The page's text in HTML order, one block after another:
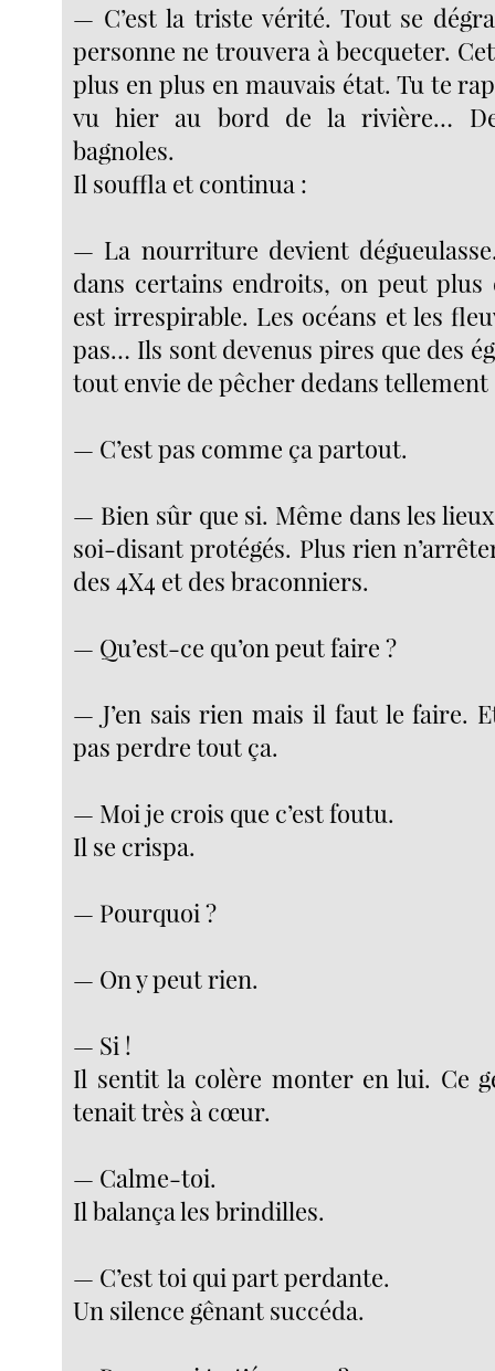
— C’est la triste vérité. Tout se
personne ne trouvera à becqueter.
plus en plus en mauvais état. Tu te
vu hier au bord de la rivière…
bagnoles.
Il souffla et continua :
— La nourriture devient
dans certains endroits, on peut
est irrespirable. Les océans et les
pas… Ils sont devenus pires que des
tout envie de pêcher dedans tellement
— C’est pas comme ça partout.
— Bien sûr que si. Même dans les
soi-disant protégés. Plus rien
des 4X4 et des braconniers.
— Qu’est-ce qu’on peut faire ?
— J’en sais rien mais il faut le faire.
pas perdre tout ça.
— Moi je crois que c’est foutu.
Il se crispa.
— Pourquoi ?
— On y peut rien.
— Si !
Il sentit la colère monter en lui. Ce
tenait très à cœur.
— Calme-toi.
Il balança les brindilles.
— C’est toi qui part perdante.
Un silence gênant succéda.